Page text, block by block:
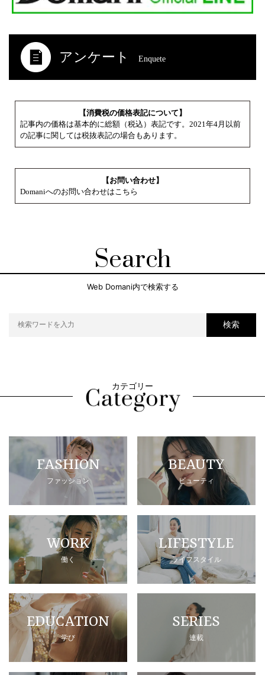
アンケート Enquete
【消費税の価格表記について】
記事内の価格は基本的に総額（税込）表記です。2021年4月以前
の記事に関しては税抜表記の場合もあります。
【お問い合わせ】
Domaniへのお問い合わせはこちら
Search
Web Domani内で検索する
検索
カテゴリー
FASHION
ファッション
BEAUTY
ビューティ
WORK
働く
LIFESTYLE
ライフスタイル
EDUCATION
学び
SERIES
連載